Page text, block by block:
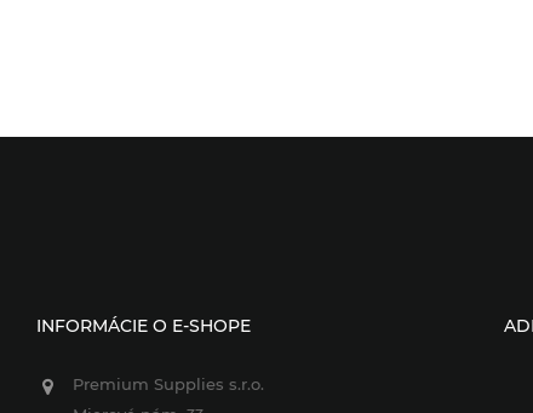
INFORMÁCIE O E-SHOPE
Premium Supplies s.r.o.